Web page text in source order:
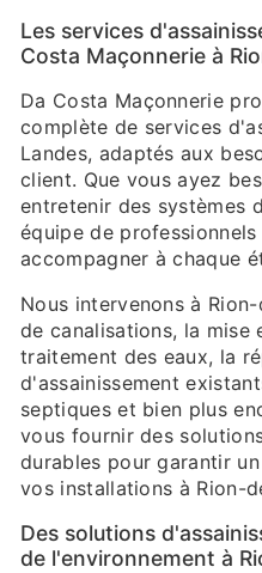
Les services
Costa Maçonnerie à
Da Costa Maçonnerie
complète de services
Landes, adaptés aux
client. Que vous ayez
entretenir des systèmes
équipe de
accompagner à chaque
Nous intervenons à
de canalisations, la
traitement des eaux, la
d'assainissement
septiques et bien plus
vous fournir des
durables pour garantir
vos installations à Rion-
Des solutions
de l'environnement à